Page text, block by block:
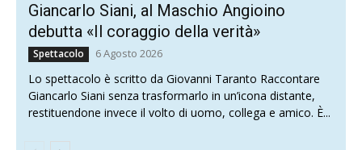
Giancarlo Siani, al Maschio Angioino
debutta «Il coraggio della verità»
Spettacolo 6 Agosto 2026
Lo spettacolo è scritto da Giovanni Taranto Raccontare
Giancarlo Siani senza trasformarlo in un’icona distante,
restituendone invece il volto di uomo, collega e amico. È...